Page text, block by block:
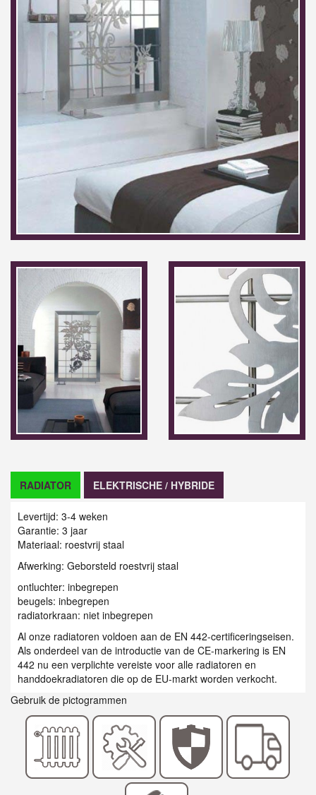
RADIATOR ELEKTRISCHE / HYBRIDE
Levertijd: 3-4 weken
Garantie: 3 jaar
Materiaal: roestvrij staal
Afwerking: Geborsteld roestvrij staal
ontluchter: inbegrepen
beugels: inbegrepen
radiatorkraan: niet inbegrepen
Al onze radiatoren voldoen aan de EN 442-certificeringseisen.
Als onderdeel van de introductie van de CE-markering is EN
442 nu een verplichte vereiste voor alle radiatoren en
handdoekradiatoren die op de EU-markt worden verkocht.
Gebruik de pictogrammen